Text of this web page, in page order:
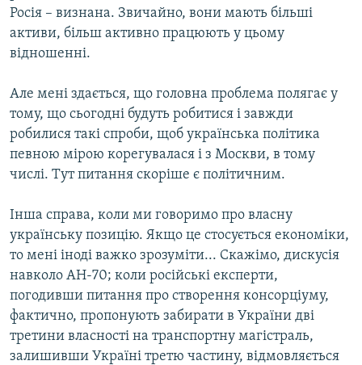
Росія – визнана. Звичайно, вони мають більші
активи, більш активно працюють у цьому
відношенні.
Але мені здається, що головна проблема полягає у
тому, що сьогодні будуть робитися і завжди
робилися такі спроби, щоб українська політика
певною мірою корегувалася і з Москви, в тому
числі. Тут питання скоріше є політичним.
Інша справа, коли ми говоримо про власну
українську позицію. Якщо це стосується економіки,
то мені іноді важко зрозуміти... Скажімо, дискусія
навколо АН-70; коли російські експерти,
погодивши питання про створення консорціуму,
фактично, пропонують забирати в України дві
третини власності на транспортну магістраль,
залишивши Україні третю частину, відмовляється